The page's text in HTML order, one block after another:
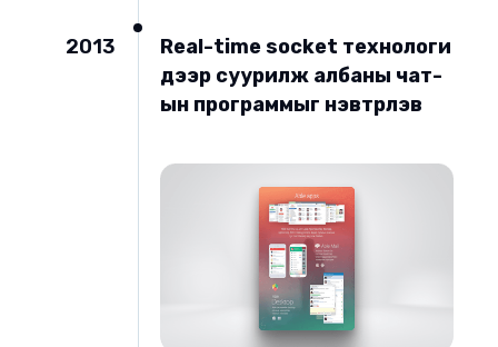
2013
Real-time socket технологи
дээр суурилж албаны чат-
ын программыг нэвтрүүлэв